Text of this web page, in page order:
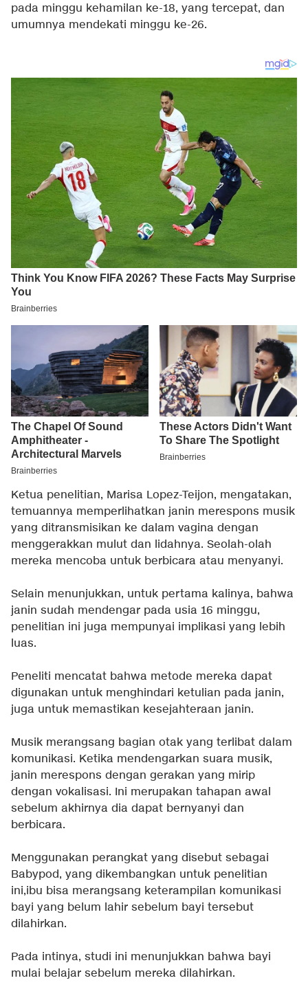
pada minggu kehamilan ke-18, yang tercepat, dan
umumnya mendekati minggu ke-26.
Ketua penelitian, Marisa Lopez-Teijon, mengatakan,
temuannya memperlihatkan janin merespons musik
yang ditransmisikan ke dalam vagina dengan
menggerakkan mulut dan lidahnya. Seolah-olah
mereka mencoba untuk berbicara atau menyanyi.
Selain menunjukkan, untuk pertama kalinya, bahwa
janin sudah mendengar pada usia 16 minggu,
penelitian ini juga mempunyai implikasi yang lebih
luas.
Peneliti mencatat bahwa metode mereka dapat
digunakan untuk menghindari ketulian pada janin,
juga untuk memastikan kesejahteraan janin.
Musik merangsang bagian otak yang terlibat dalam
komunikasi. Ketika mendengarkan suara musik,
janin merespons dengan gerakan yang mirip
dengan vokalisasi. Ini merupakan tahapan awal
sebelum akhirnya dia dapat bernyanyi dan
berbicara.
Menggunakan perangkat yang disebut sebagai
Babypod, yang dikembangkan untuk penelitian
ini,ibu bisa merangsang keterampilan komunikasi
bayi yang belum lahir sebelum bayi tersebut
dilahirkan.
Pada intinya, studi ini menunjukkan bahwa bayi
mulai belajar sebelum mereka dilahirkan.